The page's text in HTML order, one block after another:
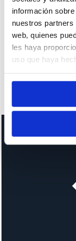
información
nuestros
web, quienes
les haya
uso que haya
21
111 €
22
111 €
28
105 € 105 €